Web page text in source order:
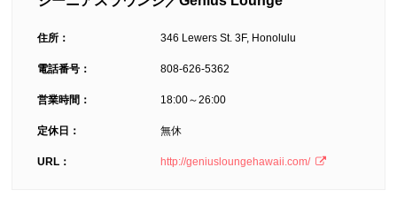
住所： 346 Lewers St. 3F, Honolulu
電話番号： 808-626-5362
営業時間： 18:00～26:00
定休日： 無休
URL： http://geniusloungehawaii.com/